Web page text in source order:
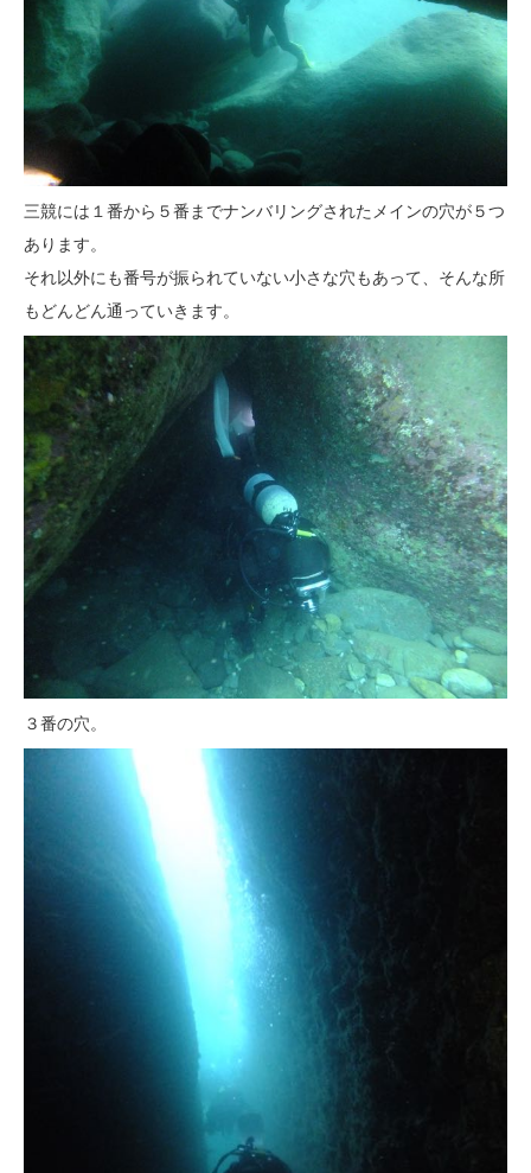
三競には１番から５番までナンバリングされたメインの穴が５つ
あります。
それ以外にも番号が振られていない小さな穴もあって、そんな所
もどんどん通っていきます。
３番の穴。